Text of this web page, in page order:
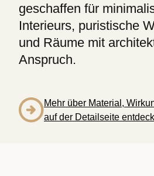
geschaffen für
Interieurs, puristische
und Räume mit
Anspruch.
Mehr über Material,
auf der Detailseite